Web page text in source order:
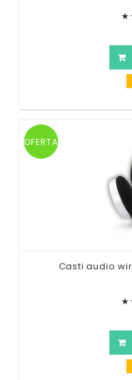
★
OFERTA
Casti audio
★